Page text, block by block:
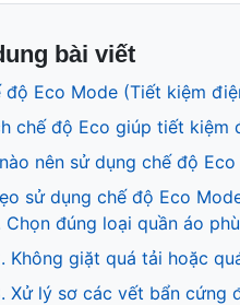
bài viết
độ Eco Mode (Tiết kiệm
chế độ Eco giúp tiết kiệm
nên sử dụng chế độ
sử dụng chế độ Eco
Chọn đúng loại quần áo
Không giặt quá tải hoặc
Xử lý sơ các vết bẩn cứng